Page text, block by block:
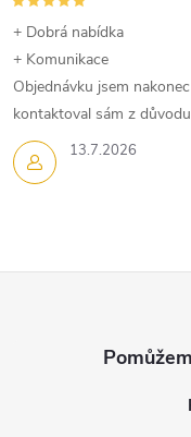
v
k
y
v
ý
i
13.7.2026
+ Dobrá nabídka
+ Komunikace
Objednávku jsem
kontaktoval sám z